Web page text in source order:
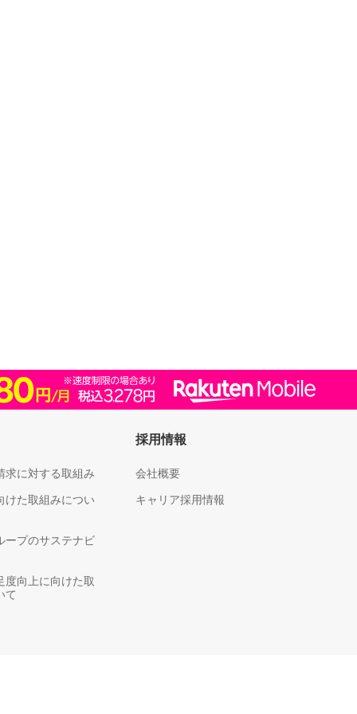
求に対する取組み
けた取組みについ
ープのサステナビ
度向上に向けた取
て
採用情報
会社概要
キャリア採用情報